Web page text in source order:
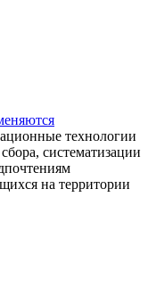
технологии
систематизации
на территории